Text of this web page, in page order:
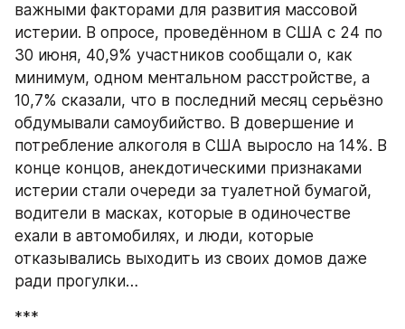
важными факторами для развития массовой
истерии. В опросе, проведённом в США с 24 по
30 июня, 40,9% участников сообщали о, как
минимум, одном ментальном расстройстве, а
10,7% сказали, что в последний месяц серьёзно
обдумывали самоубийство. В довершение и
потребление алкоголя в США выросло на 14%. В
конце концов, анекдотическими признаками
истерии стали очереди за туалетной бумагой,
водители в масках, которые в одиночестве
ехали в автомобилях, и люди, которые
отказывались выходить из своих домов даже
ради прогулки…
***